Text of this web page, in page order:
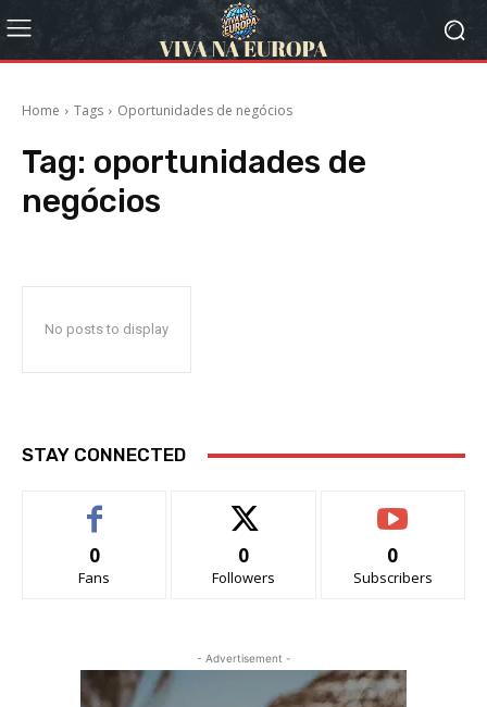
Home Tags Oportunidades de negócios
Tag: oportunidades de
negócios
No posts to display
STAY CONNECTED
0
Fans
0
Followers
0
Subscribers
- Advertisement -